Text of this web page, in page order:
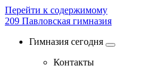
Перейти к содержимому
209 Павловская гимназия
Гимназия сегодня
Контакты